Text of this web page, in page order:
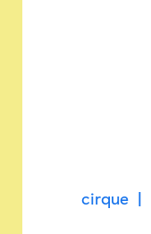
cirque